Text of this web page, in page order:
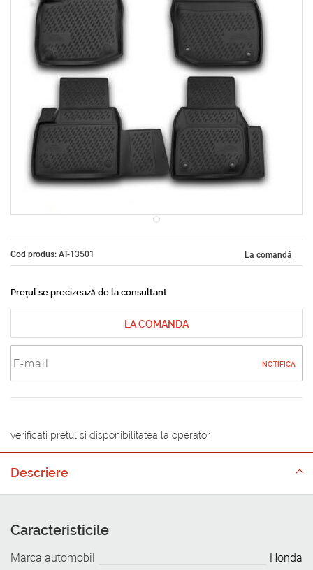
Cod produs: AT-13501 La comandă
Prețul se precizează de la consultant
LA COMANDA
NOTIFICA
verificati pretul si disponibilitatea la operator
Descriere
Caracteristicile
Marca automobil
Honda